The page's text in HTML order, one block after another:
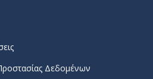
Δεδομένων